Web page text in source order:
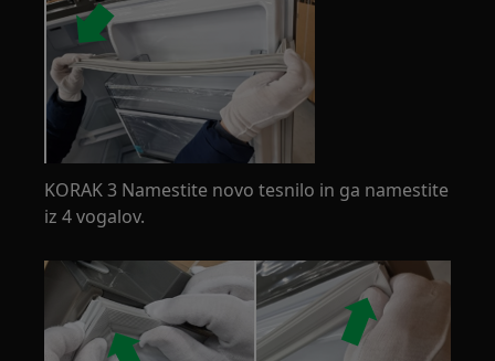
KORAK 3 Namestite novo tesnilo in ga namestite
iz 4 vogalov.